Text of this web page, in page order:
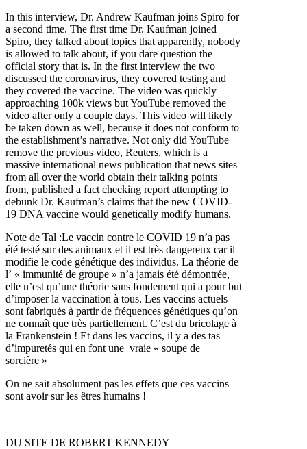
In this interview, Dr. Andrew Kaufman joins Spiro for
a second time. The first time Dr. Kaufman joined
Spiro, they talked about topics that apparently, nobody
is allowed to talk about, if you dare question the
official story that is. In the first interview the two
discussed the coronavirus, they covered testing and
they covered the vaccine. The video was quickly
approaching 100k views but YouTube removed the
video after only a couple days. This video will likely
be taken down as well, because it does not conform to
the establishment’s narrative. Not only did YouTube
remove the previous video, Reuters, which is a
massive international news publication that news sites
from all over the world obtain their talking points
from, published a fact checking report attempting to
debunk Dr. Kaufman’s claims that the new COVID-
19 DNA vaccine would genetically modify humans.
Note de Tal :Le vaccin contre le COVID 19 n’a pas
été testé sur des animaux et il est très dangereux car il
modifie le code génétique des individus. La théorie de
l’ « immunité de groupe » n’a jamais été démontrée,
elle n’est qu’une théorie sans fondement qui a pour but
d’imposer la vaccination à tous. Les vaccins actuels
sont fabriqués à partir de fréquences génétiques qu’on
ne connaît que très partiellement. C’est du bricolage à
la Frankenstein ! Et dans les vaccins, il y a des tas
d’impuretés qui en font une vraie « soupe de
sorcière »
On ne sait absolument pas les effets que ces vaccins
sont avoir sur les êtres humains !
DU SITE DE ROBERT KENNEDY